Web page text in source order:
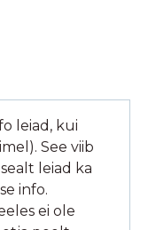
leiad, kui
See viib
leiad ka
info.
ei ole